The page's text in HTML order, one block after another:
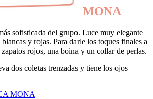
MONA
sofisticada del grupo. Luce muy elegante
y rojas. Para darle los toques finales a
rojos, una boina y un collar de perlas.
dos coletas trenzadas y tiene los ojos
MONA